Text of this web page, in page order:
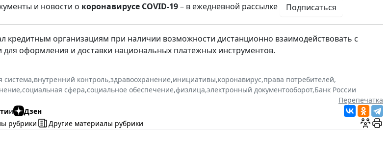
и новости о коронавирусе COVID-19– в ежедневной рассылке Подписаться
кредитным организациям при наличии возможности дистанционно взаимодействовать с
оформления и доставки национальных платежных инструментов.
система,внутренний контроль,здравоохранение,инициативы,коронавирус,права потребителей,
,социальная сфера,социальное обеспечение,физлица,электронный документооборот,Банк России
Перепечатка
и
Дзен
рубрики
Другие материалы рубрики